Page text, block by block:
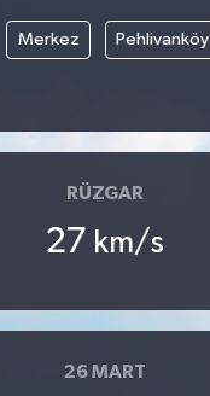
Merkez Pehlivanköy
RÜZGAR
27 km/s
26 MART